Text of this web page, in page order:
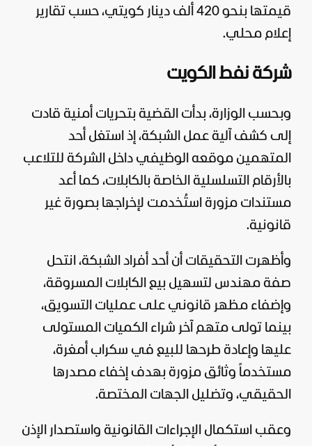
قيمتها بنحو 420 ألف دينار كويتي، حسب تقارير
إعلام محلي.
شركة نفط الكويت
وبحسب الوزارة، بدأت القضية بتحريات أمنية قادت
إلى كشف آلية عمل الشبكة، إذ استغل أحد
المتهمين موقعه الوظيفي داخل الشركة للتلاعب
بالأرقام التسلسلية الخاصة بالكابلات، كما أعد
مستندات مزورة استُخدمت لإخراجها بصورة غير
قانونية.
وأظهرت التحقيقات أن أحد أفراد الشبكة، انتحل
صفة مهندس لتسهيل بيع الكابلات المسروقة،
وإضفاء مظهر قانوني على عمليات التسويق،
بينما تولى متهم آخر شراء الكميات المستولى
عليها وإعادة طرحها للبيع في سكراب أمغرة،
مستخدماً وثائق مزورة بهدف إخفاء مصدرها
الحقيقي، وتضليل الجهات المختصة.
وعقب استكمال الإجراءات القانونية واستصدار الإذن